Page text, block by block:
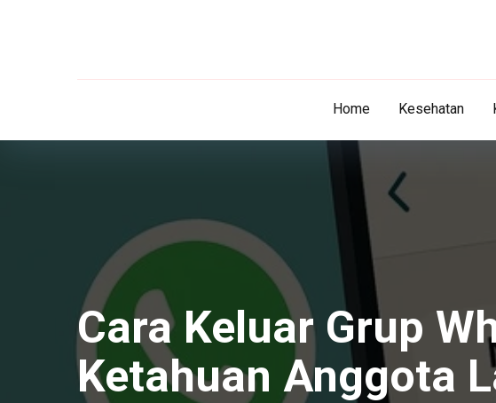
Home Kesehatan
Cara Keluar Grup
Ketahuan Anggota